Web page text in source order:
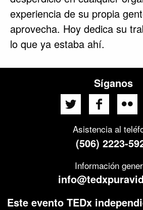
experiencia de su propia
aprovecha. Hoy dedica su
lo que ya estaba ahí.
Síganos
Asistencia al
(506) 2223-
Información
Este evento TEDx